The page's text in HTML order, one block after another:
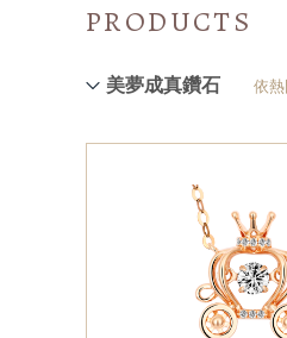
PRODUCTS
美夢成真鑽石 依